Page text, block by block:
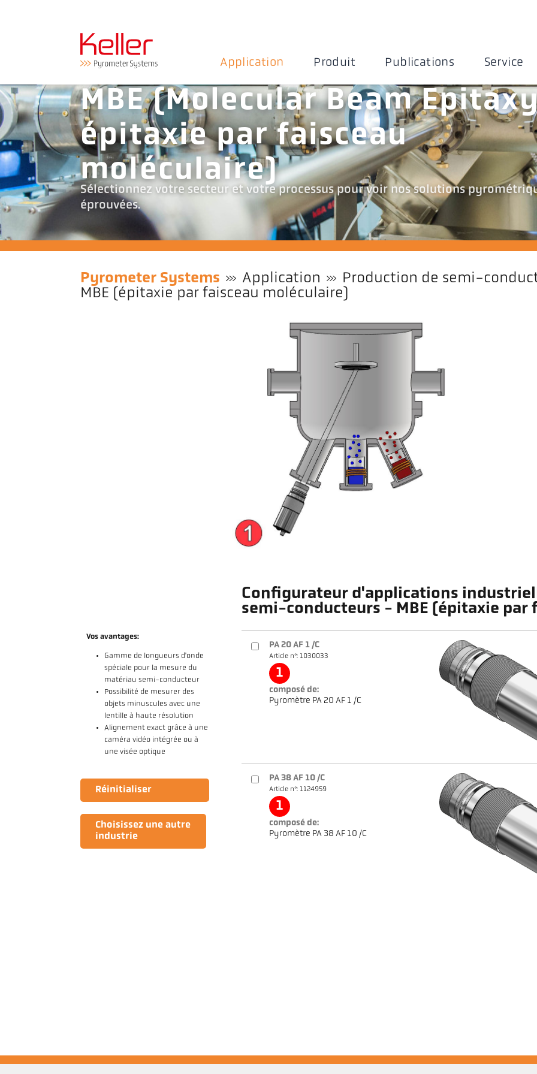
Application Produit Publications Service
MBE (Molecular Beam
épitaxie par faisceau
moléculaire)
Sélectionnez votre secteur et votre processus pour voir nos solutions
éprouvées.
Pyrometer Systems Application
Production de semi-
MBE (épitaxie par faisceau moléculaire)
Configurateur d'applications
semi-conducteurs - MBE (épitaxie par
Vos avantages:
Gamme de longueurs d'onde
spéciale pour la mesure du
matériau semi-conducteur
Possibilité de mesurer des
objets minuscules avec une
lentille à haute résolution
Alignement exact grâce à une
caméra vidéo intégrée ou à
une visée optique
Réinitialiser
Choisissez une autre
industrie
PA 20 AF 1 /C
Article n°: 1030033
1
composé de:
Pyromètre PA 20 AF 1 /C
PA 38 AF 10 /C
Article n°: 1124959
1
composé de:
Pyromètre PA 38 AF 10 /C